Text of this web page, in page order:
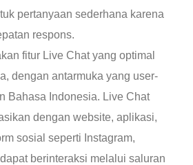
pertanyaan sederhana karena
respons.
fitur Live Chat yang optimal
dengan antarmuka yang user-
Bahasa Indonesia. Live Chat
dengan website, aplikasi,
sosial seperti Instagram,
berinteraksi melalui saluran